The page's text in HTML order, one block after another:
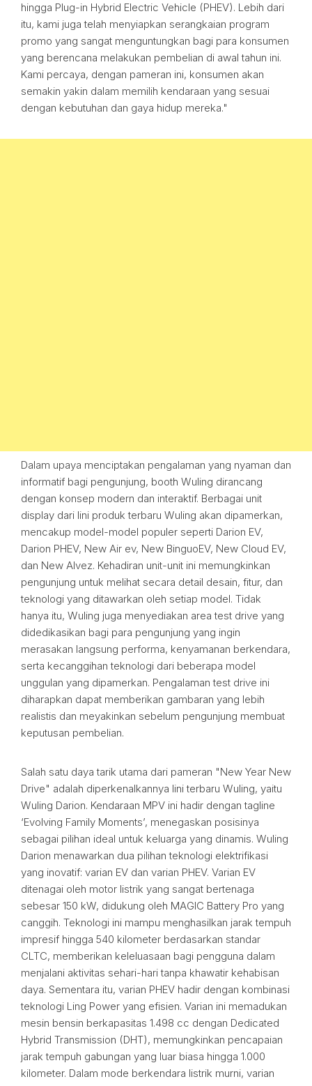
hingga Plug-in Hybrid Electric Vehicle (PHEV). Lebih dari
itu, kami juga telah menyiapkan serangkaian program
promo yang sangat menguntungkan bagi para konsumen
yang berencana melakukan pembelian di awal tahun ini.
Kami percaya, dengan pameran ini, konsumen akan
semakin yakin dalam memilih kendaraan yang sesuai
dengan kebutuhan dan gaya hidup mereka."
Dalam upaya menciptakan pengalaman yang nyaman dan
informatif bagi pengunjung, booth Wuling dirancang
dengan konsep modern dan interaktif. Berbagai unit
display dari lini produk terbaru Wuling akan dipamerkan,
mencakup model-model populer seperti Darion EV,
Darion PHEV, New Air ev, New BinguoEV, New Cloud EV,
dan New Alvez. Kehadiran unit-unit ini memungkinkan
pengunjung untuk melihat secara detail desain, fitur, dan
teknologi yang ditawarkan oleh setiap model. Tidak
hanya itu, Wuling juga menyediakan area test drive yang
didedikasikan bagi para pengunjung yang ingin
merasakan langsung performa, kenyamanan berkendara,
serta kecanggihan teknologi dari beberapa model
unggulan yang dipamerkan. Pengalaman test drive ini
diharapkan dapat memberikan gambaran yang lebih
realistis dan meyakinkan sebelum pengunjung membuat
keputusan pembelian.
Salah satu daya tarik utama dari pameran "New Year New
Drive" adalah diperkenalkannya lini terbaru Wuling, yaitu
Wuling Darion. Kendaraan MPV ini hadir dengan tagline
‘Evolving Family Moments’, menegaskan posisinya
sebagai pilihan ideal untuk keluarga yang dinamis. Wuling
Darion menawarkan dua pilihan teknologi elektrifikasi
yang inovatif: varian EV dan varian PHEV. Varian EV
ditenagai oleh motor listrik yang sangat bertenaga
sebesar 150 kW, didukung oleh MAGIC Battery Pro yang
canggih. Teknologi ini mampu menghasilkan jarak tempuh
impresif hingga 540 kilometer berdasarkan standar
CLTC, memberikan keleluasaan bagi pengguna dalam
menjalani aktivitas sehari-hari tanpa khawatir kehabisan
daya. Sementara itu, varian PHEV hadir dengan kombinasi
teknologi Ling Power yang efisien. Varian ini memadukan
mesin bensin berkapasitas 1.498 cc dengan Dedicated
Hybrid Transmission (DHT), memungkinkan pencapaian
jarak tempuh gabungan yang luar biasa hingga 1.000
kilometer. Dalam mode berkendara listrik murni, varian